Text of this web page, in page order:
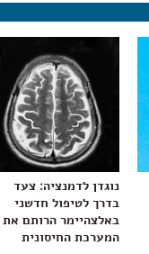
נוגדן לדמנציה: צעד
בדרך לטיפול חדשני
באלצהיימר הרותם את
המערכת החיסונית